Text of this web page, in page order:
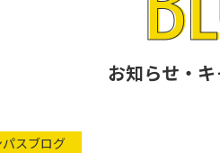
お知らせ・
スブログ